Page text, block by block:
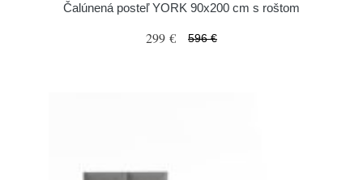
Čalúnená posteľ YORK 90x200 cm s roštom
299 € 596 €